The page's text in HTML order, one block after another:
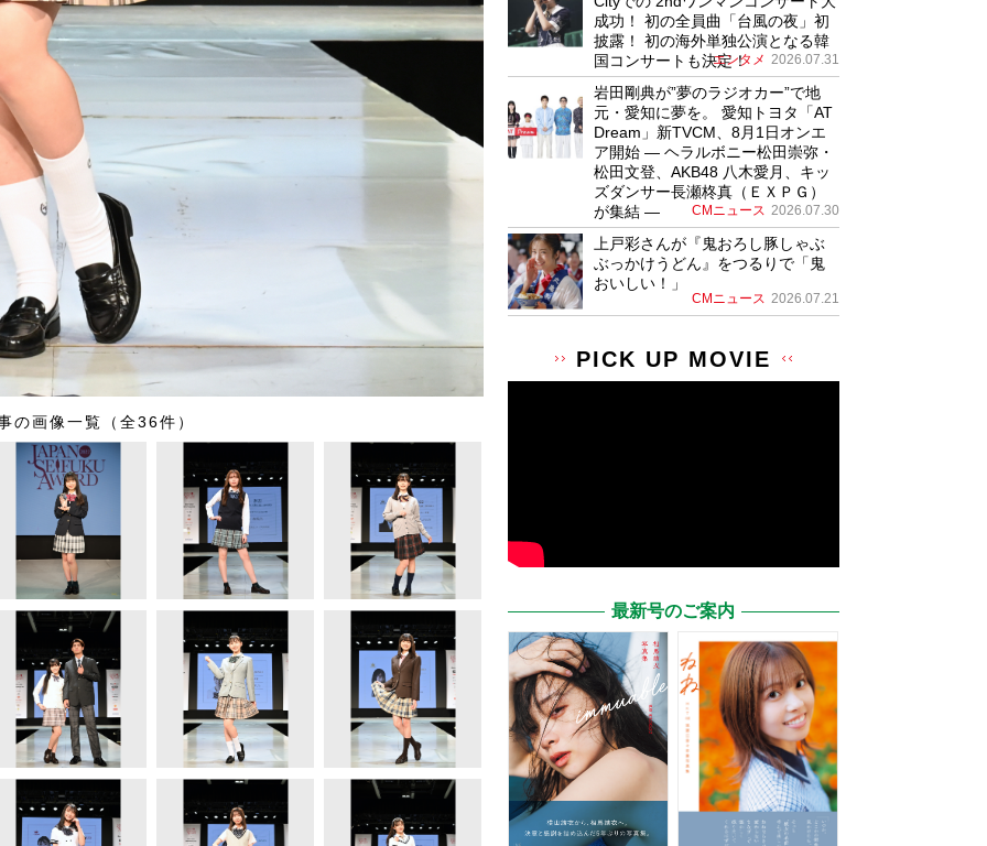
の画像一覧（全36件）
成功！ 初の全員曲「台風の夜」初
披露！ 初の海外単独公演となる韓
国コンサートも決定！
エンタメ 2026.07.31
岩田剛典が”夢のラジオカー”で地
元・愛知に夢を。 愛知トヨタ「AT
Dream」新TVCM、8月1日オンエ
ア開始 ― ヘラルボニー松田崇弥・
松田文登、AKB48 八木愛月、キッ
ズダンサー長瀬柊真（ＥＸＰＧ）
が集結 ―
CMニュース 2026.07.30
上戸彩さんが『鬼おろし豚しゃぶ
ぶっかけうどん』をつるりで「鬼
おいしい！」
CMニュース 2026.07.21
PICK UP MOVIE
最新号のご案内